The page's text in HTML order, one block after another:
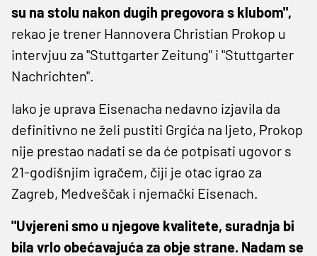
su na stolu nakon dugih pregovora s klubom",
rekao je trener Hannovera Christian Prokop u
intervjuu za "Stuttgarter Zeitung" i "Stuttgarter
Nachrichten".
Iako je uprava Eisenacha nedavno izjavila da
definitivno ne želi pustiti Grgića na ljeto, Prokop
nije prestao nadati se da će potpisati ugovor s
21-godišnjim igračem, čiji je otac igrao za
Zagreb, Medveščak i njemački Eisenach.
"Uvjereni smo u njegove kvalitete, suradnja bi
bila vrlo obećavajuća za obje strane. Nadam se